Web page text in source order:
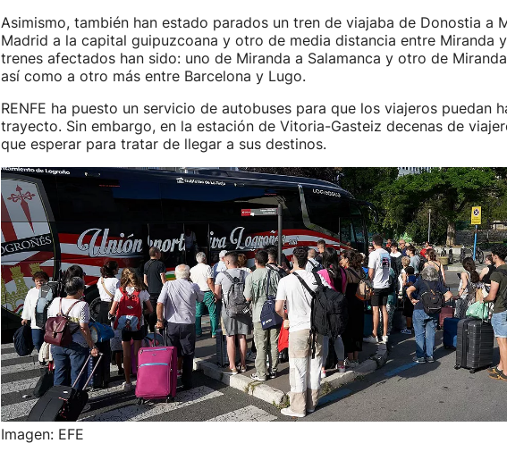
Asimismo, también han estado parados un tren de viajaba de Donostia a
Madrid a la capital guipuzcoana y otro de media distancia entre Miranda
trenes afectados han sido: uno de Miranda a Salamanca y otro de
así como a otro más entre Barcelona y Lugo.
RENFE ha puesto un servicio de autobuses para que los viajeros puedan
trayecto. Sin embargo, en la estación de Vitoria-Gasteiz decenas de
que esperar para tratar de llegar a sus destinos.
Imagen: EFE